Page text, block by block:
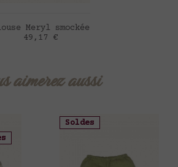
AJOUTER AU PANIER
Meryl smockée
Prix
49,17 €
aimerez aussi
Soldes